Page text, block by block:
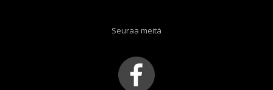
Seuraa meitä